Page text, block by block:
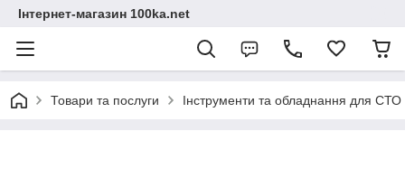
Інтернет-магазин 100ka.net
Товари та послуги Інструменти та обладнання для СТО